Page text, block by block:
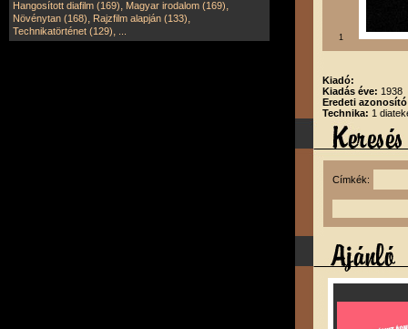
Hangosított diafilm (169), Magyar irodalom (169),
Növénytan (168), Rajzfilm alapján (133),
Technikatörténet (129), 1
Kiadó:
Kiadás éve: 1938
Eredeti
Technika: 1
Címkék: